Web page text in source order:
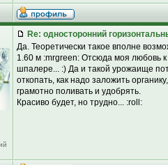
Re: односторонний
Да. Теоретически такое вполне
1.60 м :mrgreen: Отсюда моя любовь
шпалере... :) Да и такой урожаище
откопать, как надо заложить
грамотно поливать и удобрять.
Красиво будет, но трудно... :roll: